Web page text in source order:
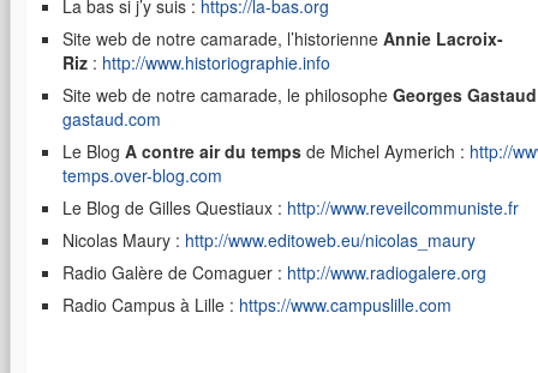
La bas si j’y suis : https://la-bas.org
Site web de notre camarade, l’historienne Annie Lacroix-
Riz : http://www.historiographie.info
Site web de notre camarade, le philosophe Georges Gastaud
gastaud.com
Le Blog A contre air du temps de Michel Aymerich : http://
temps.over-blog.com
Le Blog de Gilles Questiaux : http://www.reveilcommuniste.fr
Nicolas Maury : http://www.editoweb.eu/nicolas_maury
Radio Galère de Comaguer : http://www.radiogalere.org
Radio Campus à Lille : https://www.campuslille.com